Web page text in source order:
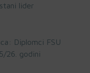
lider
Diplomci FSU
26. godini